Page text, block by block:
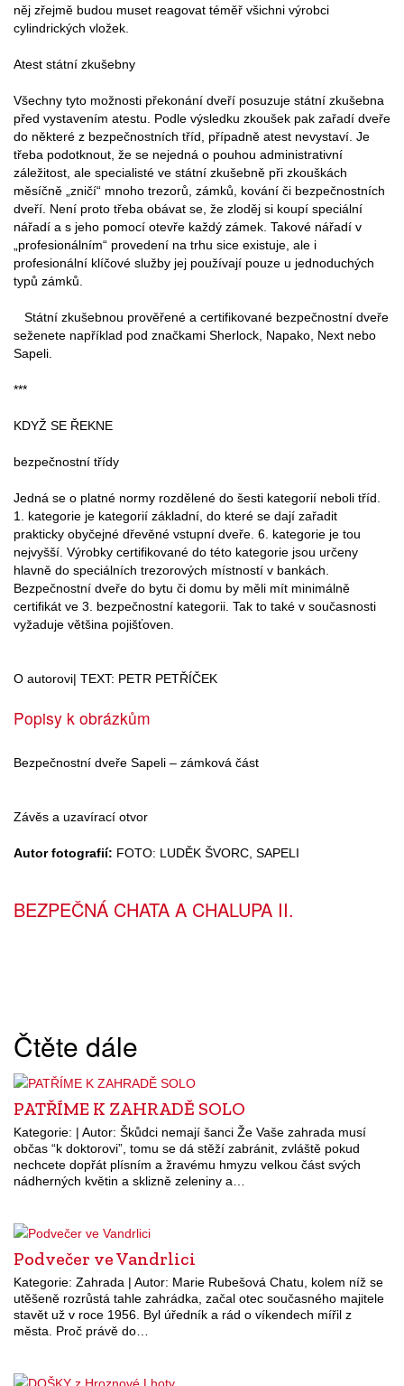
něj zřejmě budou muset reagovat téměř všichni výrobci
cylindrických vložek.
Atest státní zkušebny
Všechny tyto možnosti překonání dveří posuzuje státní zkušebna
před vystavením atestu. Podle výsledku zkoušek pak zařadí dveře
do některé z bezpečnostních tříd, případně atest nevystaví. Je
třeba podotknout, že se nejedná o pouhou administrativní
záležitost, ale specialisté ve státní zkušebně při zkouškách
měsíčně „zničí“ mnoho trezorů, zámků, kování či bezpečnostních
dveří. Není proto třeba obávat se, že zloděj si koupí speciální
nářadí a s jeho pomocí otevře každý zámek. Takové nářadí v
„profesionálním“ provedení na trhu sice existuje, ale i
profesionální klíčové služby jej používají pouze u jednoduchých
typů zámků.
Státní zkušebnou prověřené a certifikované bezpečnostní dveře
seženete například pod značkami Sherlock, Napako, Next nebo
Sapeli.
***
KDYŽ SE ŘEKNE
bezpečnostní třídy
Jedná se o platné normy rozdělené do šesti kategorií neboli tříd.
1. kategorie je kategorií základní, do které se dají zařadit
prakticky obyčejné dřevěné vstupní dveře. 6. kategorie je tou
nejvyšší. Výrobky certifikované do této kategorie jsou určeny
hlavně do speciálních trezorových místností v bankách.
Bezpečnostní dveře do bytu či domu by měli mít minimálně
certifikát ve 3. bezpečnostní kategorii. Tak to také v současnosti
vyžaduje většina pojišťoven.
O autorovi| TEXT: PETR PETŘÍČEK
Popisy k obrázkům
Bezpečnostní dveře Sapeli – zámková část
Závěs a uzavírací otvor
Autor fotografií: FOTO: LUDĚK ŠVORC, SAPELI
BEZPEČNÁ CHATA A CHALUPA II.
Čtěte dále
PATŘÍME K ZAHRADĚ SOLO
Kategorie: | Autor: Škůdci nemají šanci Že Vaše zahrada musí
občas “k doktorovi”, tomu se dá stěží zabránit, zvláště pokud
nechcete dopřát plísním a žravému hmyzu velkou část svých
nádherných květin a sklizně zeleniny a…
Podvečer ve Vandrlici
Kategorie: Zahrada | Autor: Marie Rubešová Chatu, kolem níž se
utěšeně rozrůstá tahle zahrádka, začal otec současného majitele
stavět už v roce 1956. Byl úředník a rád o víkendech mířil z
města. Proč právě do…